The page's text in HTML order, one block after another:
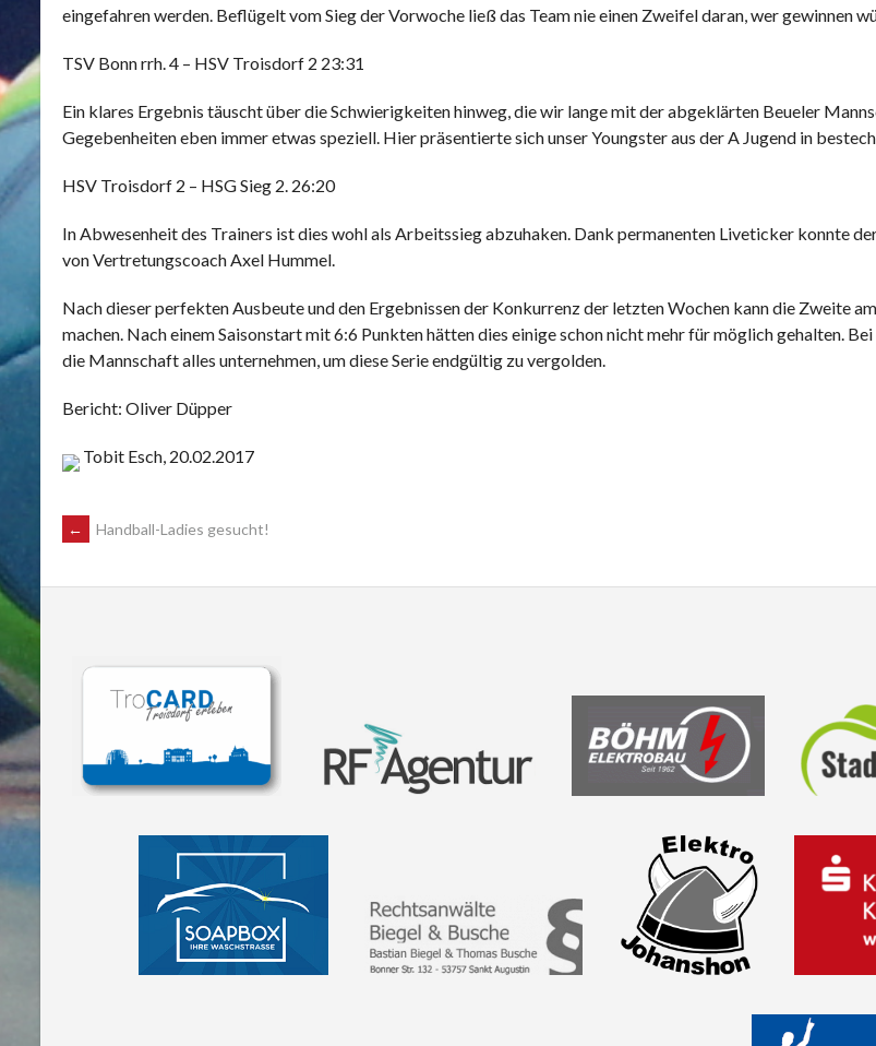
eingefahren werden. Beflügelt vom Sieg der Vorwoche ließ das Team nie einen Zweifel daran, wer gewinnen
TSV Bonn rrh. 4 – HSV Troisdorf 2 23:31
Ein klares Ergebnis täuscht über die Schwierigkeiten hinweg, die wir lange mit der abgeklärten Beueler
Gegebenheiten eben immer etwas speziell. Hier präsentierte sich unser Youngster aus der A Jugend in
HSV Troisdorf 2 – HSG Sieg 2. 26:20
In Abwesenheit des Trainers ist dies wohl als Arbeitssieg abzuhaken. Dank permanenten Liveticker konnte
von Vertretungscoach Axel Hummel.
Nach dieser perfekten Ausbeute und den Ergebnissen der Konkurrenz der letzten Wochen kann die Zweite
machen. Nach einem Saisonstart mit 6:6 Punkten hätten dies einige schon nicht mehr für möglich gehalten.
die Mannschaft alles unternehmen, um diese Serie endgültig zu vergolden.
Bericht: Oliver Düpper
Tobit Esch, 20.02.2017
POST
NAVIGATION
← Handball-Ladies gesucht!